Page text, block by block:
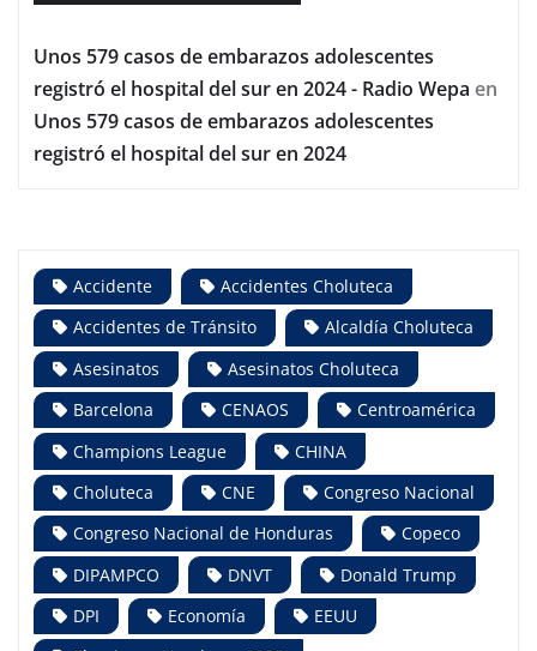
Unos 579 casos de embarazos adolescentes
registró el hospital del sur en 2024 - Radio Wepa en
Unos 579 casos de embarazos adolescentes
registró el hospital del sur en 2024
Accidente
Accidentes Choluteca
Accidentes de Tránsito
Alcaldía Choluteca
Asesinatos
Asesinatos Choluteca
Barcelona
CENAOS
Centroamérica
Champions League
CHINA
Choluteca
CNE
Congreso Nacional
Congreso Nacional de Honduras
Copeco
DIPAMPCO
DNVT
Donald Trump
DPI
Economía
EEUU